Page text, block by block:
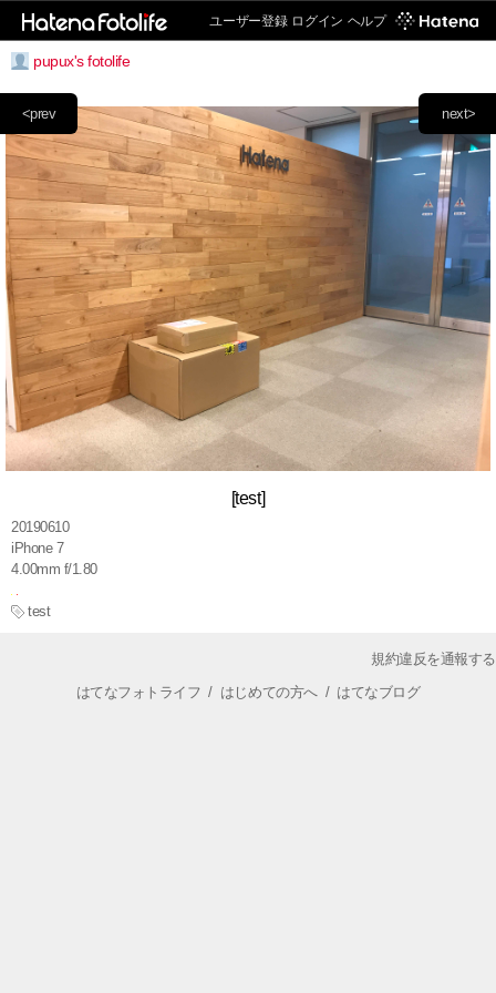
ユーザー登録 ログイン ヘルプ
pupux's fotolife
next>
<prev
[test]
20190610
iPhone 7
4.00mm f/1.80
test
規約違反を通報する
はてなフォトライフ / はじめての方へ/ はてなブログ